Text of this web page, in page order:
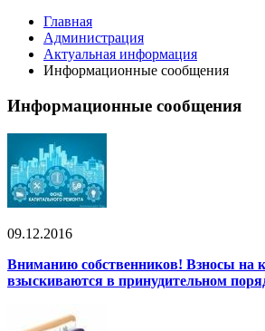
Главная
Администрация
Актуальная информация
Информационные сообщения
Информационные сообщения
09.12.2016
Вниманию собственников! Взносы на
взыскиваются в принудительном